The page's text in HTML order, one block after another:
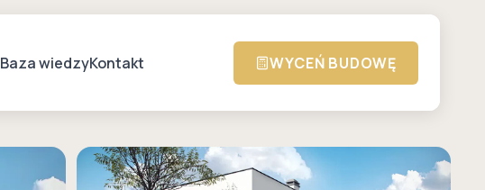
Baza wiedzyKontakt WYCEŃ BUDOWĘ